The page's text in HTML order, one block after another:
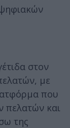
στον
με
που
πελατών και
της